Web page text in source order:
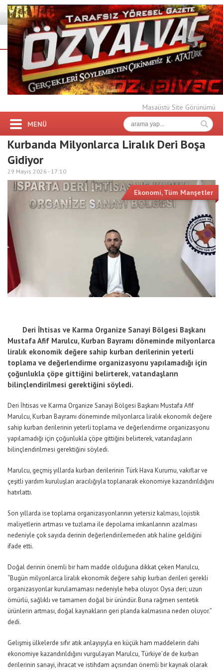
Masaüstü Site Görünümü
MENÜ
Kurbanda Milyonlarca Liralık Deri Boşa
Gidiyor
29 Mayıs 2026 - 17:10
Ekonomi,Tüm Manşetler
Deri İhtisas ve Karma Organize Sanayi Bölgesi Başkanı
Mustafa Afif Marulcu, Kurban Bayramı döneminde milyonlarca
liralık ekonomik değere sahip kurban derilerinin yeterli
toplama ve değerlendirme organizasyonu yapılamadığı için
çoğunlukla çöpe gittiğini belirterek, vatandaşların
bilinçlendirilmesi gerektiğini söyledi.
Deri İhtisas ve Karma Organize Sanayi Bölgesi Başkanı Mustafa Afif
Marulcu, Kurban Bayramı döneminde milyonlarca liralık ekonomik değere
sahip kurban derilerinin yeterli toplama ve değerlendirme organizasyonu
yapılamadığı için çoğunlukla çöpe gittiğini belirterek, vatandaşların
bilinçlendirilmesi gerektiğini söyledi.
Marulcu, geçmiş yıllarda kurban derilerinin Türk Hava Kurumu, vakıflar ve
çeşitli yardım kuruluşları aracılığıyla toplanarak ekonomiye kazandırıldığını
hatırlattı.
Son yıllarda ise toplama organizasyonlarının yetersiz kalması, lojistik
maliyetlerin artması ve tuzlama ile depolama imkanlarının azalması
nedeniyle çok sayıda derinin değerlendirilemeden atık haline geldiğini
ifade etti.
Doğal derinin önemli bir ham madde olduğuna dikkat çeken Marulcu,
“Bugün milyonlarca liralık ekonomik değere sahip kurban derileri gerekli
organizasyonlar kurulamaması nedeniyle heba oluyor. Oysa deri; uzun
ömürlü, sağlıklı ve tamamen doğal bir üründür. Buna rağmen sentetik
ürünlerin artması, doğal kaynakların geri planda kalmasına neden oluyor.”
dedi.
Gelişmiş ülkelerde sıfır atık anlayışıyla en küçük ham maddelerin dahi
ekonomiye kazandırıldığını vurgulayan Marulcu, Türkiye’de de kurban
derilerinin sanayi, ihracat ve istihdam açısından önemli bir kaynak olarak